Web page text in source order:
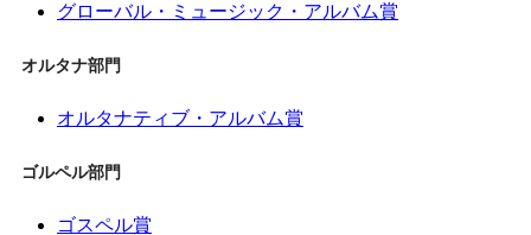
グローバル・ミュージック・アルバム賞
オルタナ部門
オルタナティブ・アルバム賞
ゴルペル部門
ゴスペル賞